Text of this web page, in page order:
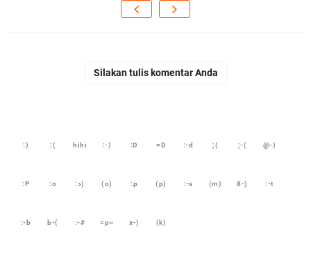
Silakan tulis komentar Anda
:) :( hihi :-) :D =D :-d ;( ;-( @-)
:P :o :>) (o) :p (p) :-s (m) 8-) :-t
:-b b-( :-# =p~ x-) (k)